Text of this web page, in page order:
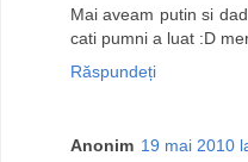
Mai aveam putin si
cati pumni a luat :D
Răspundeți
Anonim 19 mai 2010